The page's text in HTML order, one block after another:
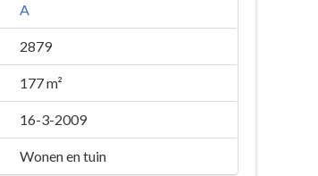
A
2879
177 m²
16-3-2009
Wonen en tuin